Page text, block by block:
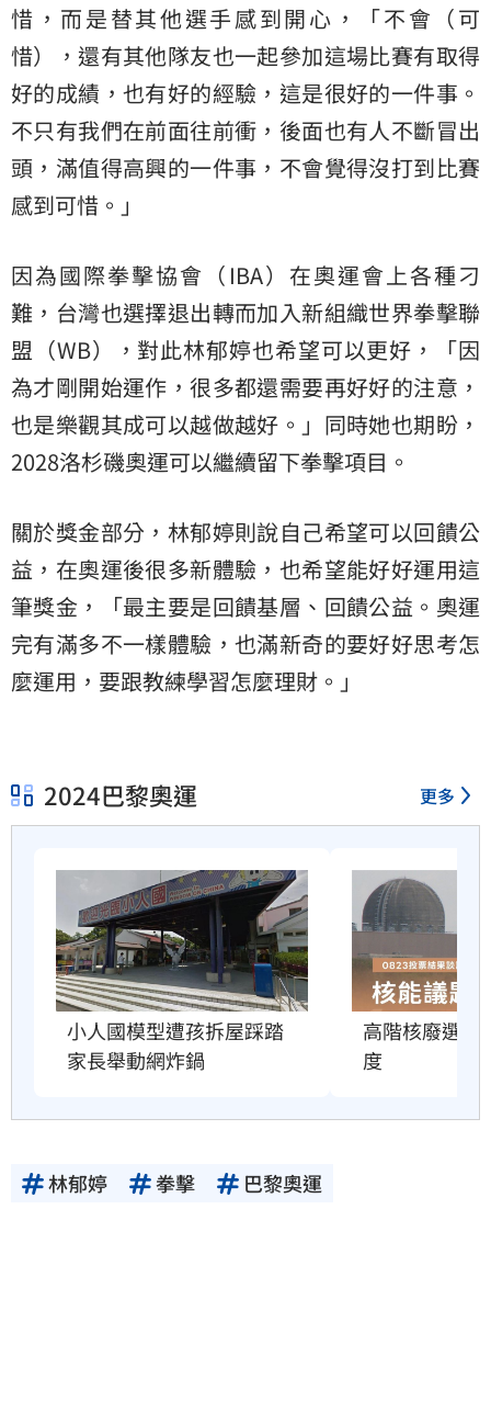
惜，而是替其他選手感到開心，「不會（可
惜），還有其他隊友也一起參加這場比賽有取得
好的成績，也有好的經驗，這是很好的一件事。
不只有我們在前面往前衝，後面也有人不斷冒出
頭，滿值得高興的一件事，不會覺得沒打到比賽
感到可惜。」
因為國際拳擊協會（IBA）在奧運會上各種刁
難，台灣也選擇退出轉而加入新組織世界拳擊聯
盟（WB），對此林郁婷也希望可以更好，「因
為才剛開始運作，很多都還需要再好好的注意，
也是樂觀其成可以越做越好。」同時她也期盼，
2028洛杉磯奧運可以繼續留下拳擊項目。
關於獎金部分，林郁婷則說自己希望可以回饋公
益，在奧運後很多新體驗，也希望能好好運用這
筆獎金，「最主要是回饋基層、回饋公益。奧運
完有滿多不一樣體驗，也滿新奇的要好好思考怎
麼運用，要跟教練學習怎麼理財。」
2024巴黎奧運 更多
小人國模型遭孩拆屋踩踏
家長舉動網炸鍋
高階核廢選址
度
林郁婷 拳擊 巴黎奧運